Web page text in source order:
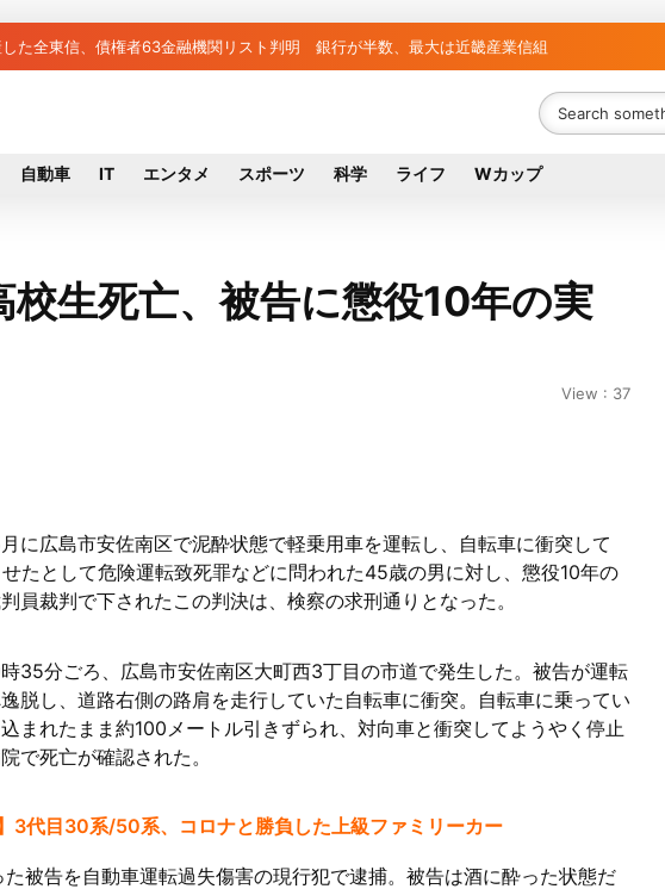
た全東信、債権者63金融機関リスト判明 銀行が半数、最大は近畿産業信組
自動車 IT エンタメ スポーツ 科学 ライフ Wカップ
校生死亡、被告に懲役10年の実
View : 37
に広島市安佐南区で泥酔状態で軽乗用車を運転し、自転車に衝突して
たとして危険運転致死罪などに問われた45歳の男に対し、懲役10年の
員裁判で下されたこの判決は、検察の求刑通りとなった。
35分ごろ、広島市安佐南区大町西3丁目の市道で発生した。被告が運転
脱し、道路右側の路肩を走行していた自転車に衝突。自転車に乗ってい
まれたまま約100メートル引きずられ、対向車と衝突してようやく停止
で死亡が確認された。
3代目30系/50系、コロナと勝負した上級ファミリーカー
被告を自動車運転過失傷害の現行犯で逮捕。被告は酒に酔った状態だ